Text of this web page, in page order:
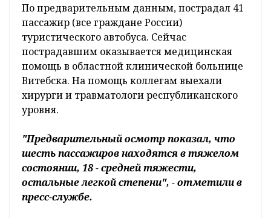
По предварительным данным, пострадал 41
пассажир (все граждане России)
туристического автобуса. Сейчас
пострадавшим оказывается медицинская
помощь в областной клинической больнице
Витебска. На помощь коллегам выехали
хирурги и травматологи республиканского
уровня.
"Предварительный осмотр показал, что
шесть пассажиров находятся в тяжелом
состоянии, 18 - средней тяжести,
остальные легкой степени", - отметили в
пресс-службе.